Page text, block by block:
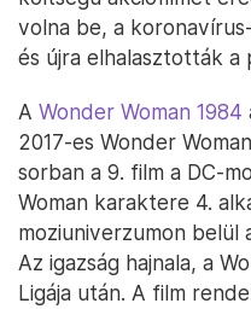
volna be, a
és újra elhalasztották a
A Wonder Woman 1984
2017-es Wonder
sorban a 9. film a DC-
Woman karaktere 4.
moziuniverzumon belül
Az igazság hajnala, a
Ligája után. A film